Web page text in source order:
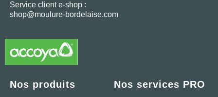
Service client e-shop :
shop@moulure-bordelaise.com
Nos produits Nos services PRO